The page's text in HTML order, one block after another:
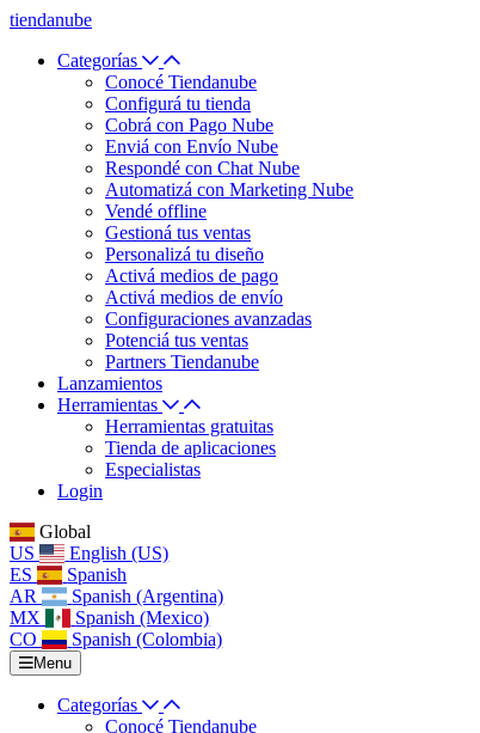
tiendanube
Categorías
Conocé Tiendanube
Configurá tu tienda
Cobrá con Pago Nube
Enviá con Envío Nube
Respondé con Chat Nube
Automatizá con Marketing Nube
Vendé offline
Gestioná tus ventas
Personalizá tu diseño
Activá medios de pago
Activá medios de envío
Configuraciones avanzadas
Potenciá tus ventas
Partners Tiendanube
Lanzamientos
Herramientas
Herramientas gratuitas
Tienda de aplicaciones
Especialistas
Login
Global
US
English (US)
ES
Spanish
AR
Spanish (Argentina)
MX
Spanish (Mexico)
CO
Spanish (Colombia)
Menu
Categorías
Conocé Tiendanube